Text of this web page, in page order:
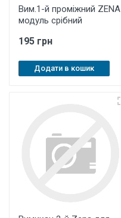
Вим.1-й проміжний ZENA
модуль срібний
195 грн
Додати в кошик